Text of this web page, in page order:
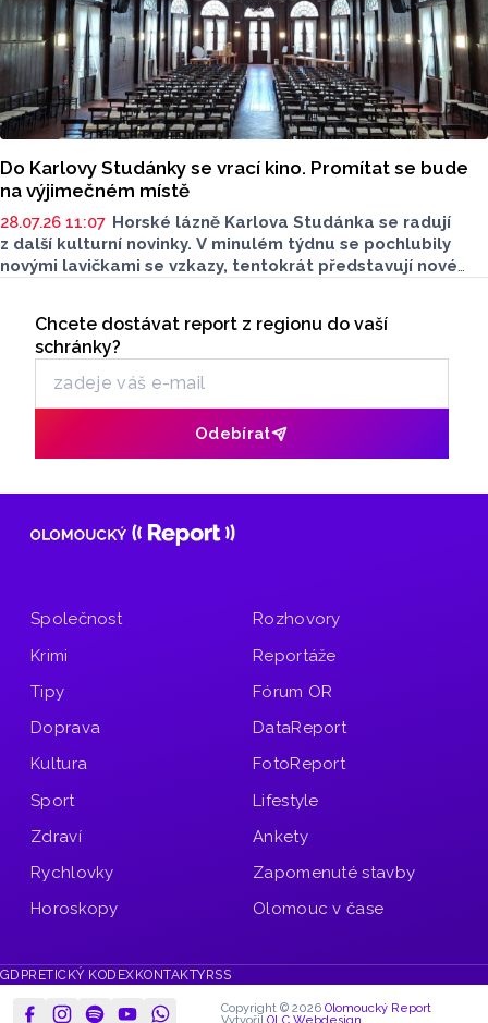
Do Karlovy Studánky se vrací kino. Promítat se bude
na výjimečném místě
28.07.26 11:07 Horské lázně Karlova Studánka se radují
z další kulturní novinky. V minulém týdnu se pochlubily
novými lavičkami se vzkazy, tentokrát představují nové
Odběr newsletteru
Chcete dostávat report z regionu do vaší
schránky?
Odebírat
Společnost
Krimi
Tipy
Doprava
Kultura
Sport
Zdraví
Rychlovky
Horoskopy
Rozhovory
Reportáže
Fórum OR
DataReport
FotoReport
Lifestyle
Ankety
Zapomenuté stavby
Olomouc v čase
GDPR ETICKÝ KODEXKONTAKTYRSS
Copyright © 2026 Olomoucký Report
Vytvořil OLC Webdesign